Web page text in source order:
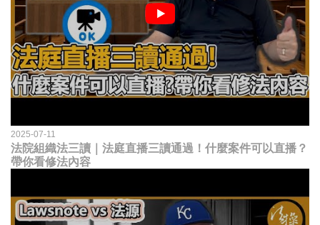
2025-07-11
法院組織法三讀｜法庭直播三讀通過！什麼案件可以直播？
帶你看修法內容